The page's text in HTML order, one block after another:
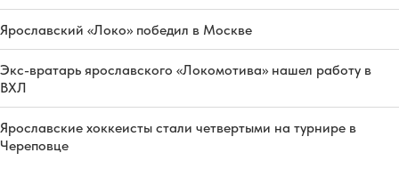
Ярославский «Локо» победил в Москве
Экс-вратарь ярославского «Локомотива» нашел работу в
ВХЛ
Ярославские хоккеисты стали четвертыми на турнире в
Череповце